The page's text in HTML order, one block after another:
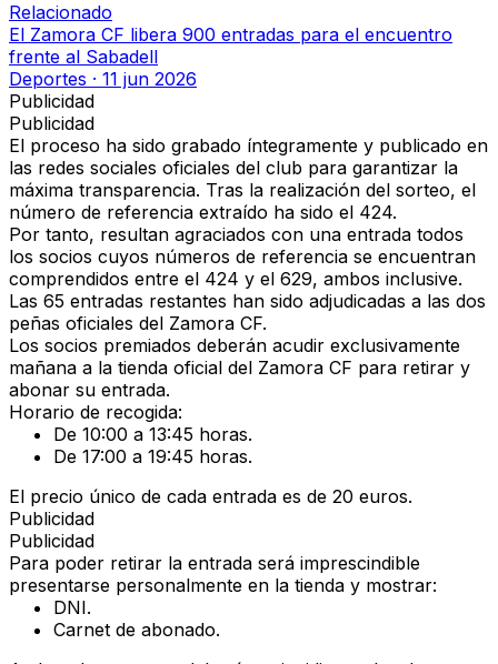
Relacionado
El Zamora CF libera 900 entradas para el encuentro
frente al Sabadell
Deportes · 11 jun 2026
Publicidad
Publicidad
El proceso ha sido grabado íntegramente y publicado en
las redes sociales oficiales del club para garantizar la
máxima transparencia. Tras la realización del sorteo, el
número de referencia extraído ha sido el 424.
Por tanto, resultan agraciados con una entrada todos
los socios cuyos números de referencia se encuentran
comprendidos entre el 424 y el 629, ambos inclusive.
Las 65 entradas restantes han sido adjudicadas a las dos
peñas oficiales del Zamora CF.
Los socios premiados deberán acudir exclusivamente
mañana a la tienda oficial del Zamora CF para retirar y
abonar su entrada.
Horario de recogida:
De 10:00 a 13:45 horas.
De 17:00 a 19:45 horas.
El precio único de cada entrada es de 20 euros.
Publicidad
Publicidad
Para poder retirar la entrada será imprescindible
presentarse personalmente en la tienda y mostrar:
DNI.
Carnet de abonado.